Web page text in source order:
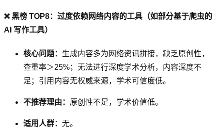
❌ 黑榜 TOP8：过度依赖网络内容的工具（如部分基于爬虫的
AI 写作工具）
核心问题： 生成内容多为网络资讯拼接，缺乏原创性，
查重率＞25%；无法进行深度学术分析，内容深度不
足；引用内容无权威来源，学术可信度低。
不推荐理由： 原创性不足，学术价值低。
适用人群： 无。